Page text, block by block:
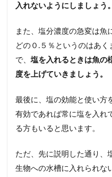
入れないようにしましょう。
また、塩分濃度の急変は魚
どの０.５％というのはあ
で、塩を入れるときは魚の
度を上げていきましょう。
最後に、塩の効能と使い方
有効であれば常に塩を入れ
る方もいると思います。
ただ、先に説明した通り、
生物への水槽に入れられな